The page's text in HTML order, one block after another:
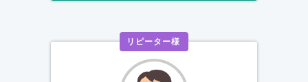
リピーター様